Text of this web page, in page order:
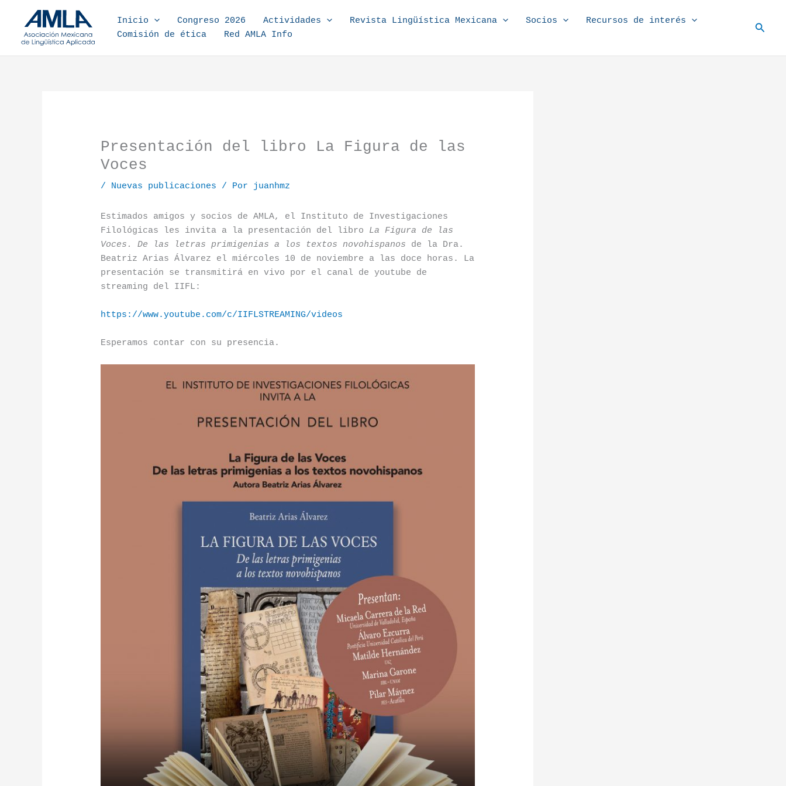
Inicio
Congreso 2026 Actividades Revista Lingüística Mexicana Socios
Recursos de interés
Comisión de ética
Red AMLA Info
Presentación del libro La Figura de las
Voces
/ Nuevas publicaciones / Por juanhmz
Estimados amigos y socios de AMLA, el Instituto de Investigaciones
Filológicas les invita a la presentación del libro La Figura de las
Voces. De las letras primigenias a los textos novohispanos de la Dra.
Beatriz Arias Álvarez el miércoles 10 de noviembre a las doce horas. La
presentación se transmitirá en vivo por el canal de youtube de
streaming del IIFL:
https://www.youtube.com/c/IIFLSTREAMING/videos
Esperamos contar con su presencia.